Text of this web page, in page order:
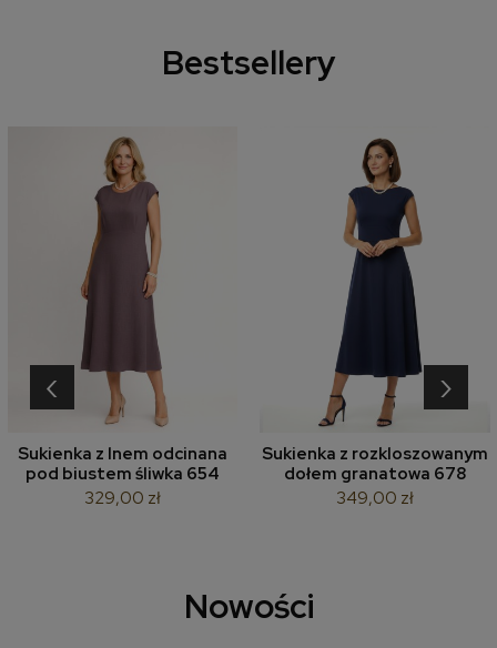
Bestsellery
Sukienka z lnem odcinana
pod biustem śliwka 654
329,00 zł
Sukienka z rozkloszowanym
dołem granatowa 678
349,00 zł
‹ ›
Nowości